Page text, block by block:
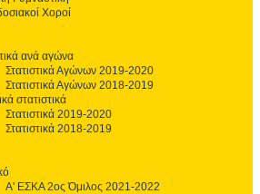
Χοροί
ανά αγώνα
Στατιστικά Αγώνων 2019-2020
Στατιστικά Αγώνων 2018-2019
στατιστικά
Στατιστικά 2019-2020
Στατιστικά 2018-2019
Α' ΕΣΚΑ 2ος Όμιλος 2021-2022